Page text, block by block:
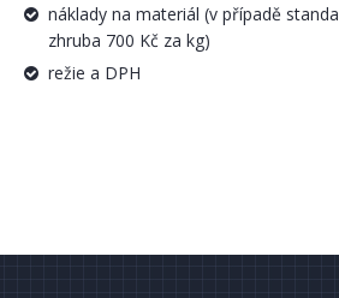
náklady na materiál (v případě
zhruba 700 Kč za kg)
režie a DPH